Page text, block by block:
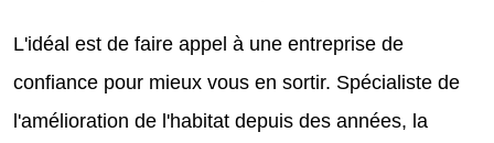
L'idéal est de faire appel à une entreprise de
confiance pour mieux vous en sortir. Spécialiste de
l'amélioration de l'habitat depuis des années, la